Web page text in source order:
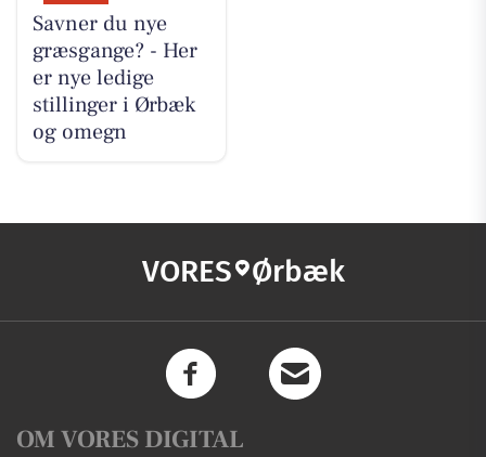
Savner du nye
græsgange? - Her
er nye ledige
stillinger i Ørbæk
og omegn
VORES Ørbæk
OM VORES DIGITAL